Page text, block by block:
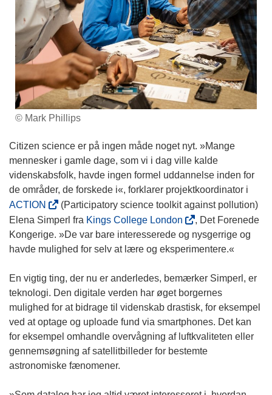
© Mark Phillips
Citizen science er på ingen måde noget nyt. »Mange
mennesker i gamle dage, som vi i dag ville kalde
videnskabsfolk, havde ingen formel uddannelse inden for
de områder, de forskede i«, forklarer projektkoordinator i
ACTION
o
p
e
s
i
n
n
e
w
w
n
(Participatory science toolkit against pollution)
Elena Simperl fra Kings College London
o
p
n
s
i
n
n
e
, Det Forenede
Kongerige. »De var bare interesserede og nysgerrige og
havde mulighed for selv at lære og eksperimentere.«
En vigtig ting, der nu er anderledes, bemærker Simperl, er
teknologi. Den digitale verden har øget borgernes
mulighed for at bidrage til videnskab drastisk, for eksempel
ved at optage og uploade fund via smartphones. Det kan
for eksempel omhandle overvågning af luftkvaliteten eller
gennemsøgning af satellitbilleder for bestemte
astronomiske fænomener.